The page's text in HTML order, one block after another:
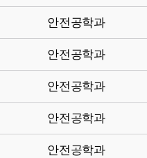
안전공학과
안전공학과
안전공학과
안전공학과
안전공학과